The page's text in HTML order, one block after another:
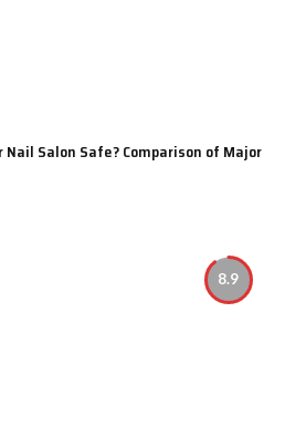
Nail Salon Safe? Comparison of Major
8.9